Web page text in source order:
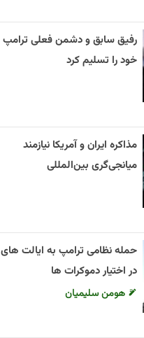
رفیق سابق و دشمن فعلی ترامپ
خود را تسلیم کرد
مذاکره ایران و آمریکا نیازمند
میانجی‌گری بین‌المللی
حمله نظامی ترامپ به ایالت های
در اختیار دموکرات ها
هومن سلیمیان